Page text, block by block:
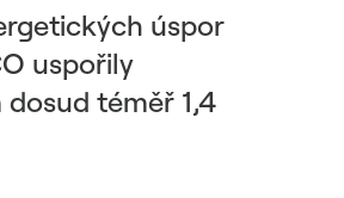
úspor
uspořily
téměř 1,4